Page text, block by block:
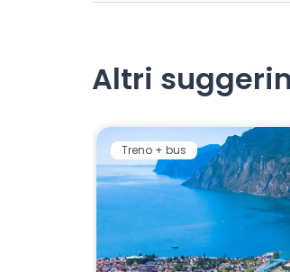
Altri
Treno + bus